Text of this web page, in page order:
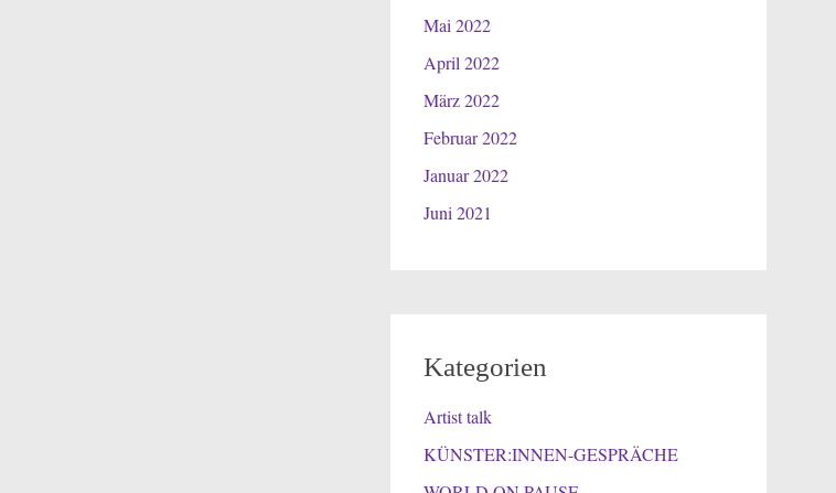
Mai 2022
April 2022
März 2022
Februar 2022
Januar 2022
Juni 2021
Kategorien
Artist talk
KÜNSTER:INNEN-GESPRÄCHE